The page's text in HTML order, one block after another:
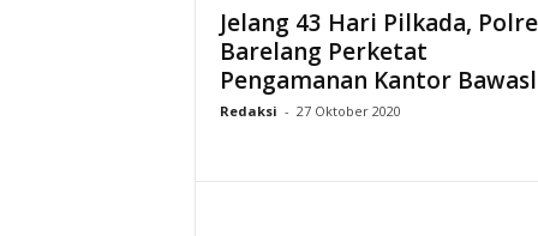
Jelang 43 Hari Pilkada,
Barelang Perketat
Pengamanan Kantor
Redaksi - 27 Oktober 2020